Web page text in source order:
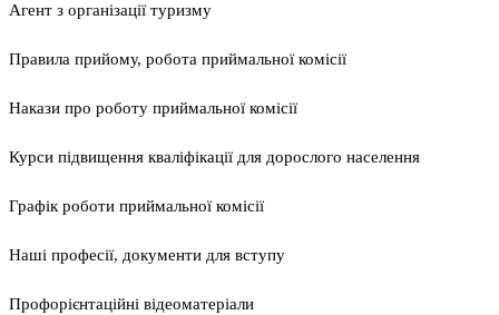
Агент з організації туризму
Правила прийому, робота приймальної комісії
Накази про роботу приймальної комісії
Курси підвищення кваліфікації для дорослого населення
Графік роботи приймальної комісії
Наші професії, документи для вступу
Профорієнтаційні відеоматеріали